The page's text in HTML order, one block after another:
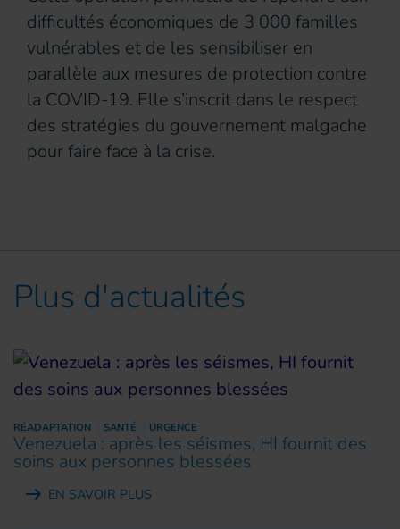
difficultés économiques de 3 000 familles
vulnérables et de les sensibiliser en
parallèle aux mesures de protection contre
la COVID-19. Elle s’inscrit dans le respect
des stratégies du gouvernement malgache
pour faire face à la crise.
Plus d'actualités
RÉADAPTATION SANTÉ URGENCE
Venezuela : après les séismes, HI fournit des
soins aux personnes blessées
EN SAVOIR PLUS